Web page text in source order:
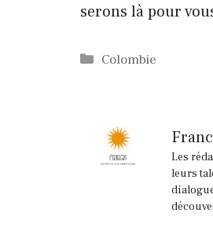
serons là pour
Catégories
Colombie
Les
leurs